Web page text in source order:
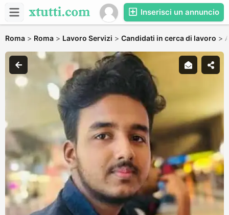
Inserisci un annuncio
Roma > Roma > Lavoro Servizi > Candidati in cerca di lavoro >